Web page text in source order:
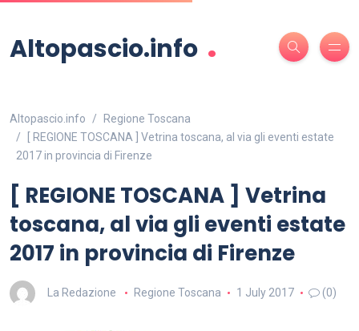
Altopascio.info .
Altopascio.info
Regione Toscana
[ REGIONE TOSCANA ] Vetrina toscana, al via gli eventi estate
2017 in provincia di Firenze
[ REGIONE TOSCANA ] Vetrina
toscana, al via gli eventi estate
2017 in provincia di Firenze
La Redazione Regione Toscana 1 July 2017 (0)